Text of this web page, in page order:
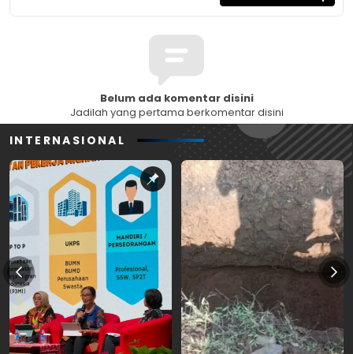
Belum ada komentar disini
Jadilah yang pertama berkomentar disini
INTERNASIONAL